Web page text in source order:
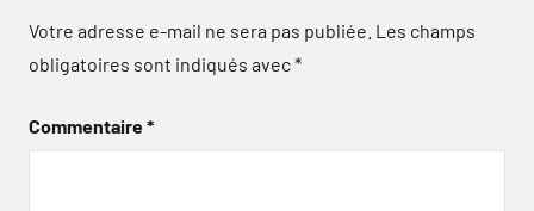
Votre adresse e-mail ne sera pas publiée. Les champs
obligatoires sont indiqués avec*
Commentaire*